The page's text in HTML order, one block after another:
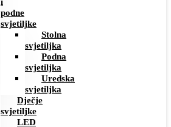
podne
svjetiljke
Stolna
svjetiljka
Podna
svjetiljka
Uredska
svjetiljka
Dječje
svjetiljke
LED